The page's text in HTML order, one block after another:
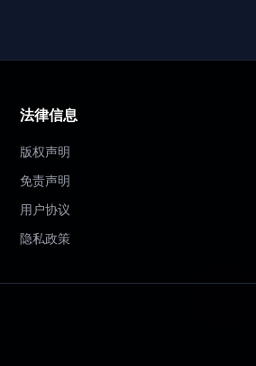
法律信息
版权声明
免责声明
用户协议
隐私政策